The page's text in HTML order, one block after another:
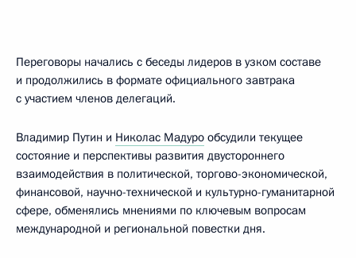
Переговоры начались с беседы лидеров в узком составе
и продолжились в формате официального завтрака
с участием членов делегаций.
Владимир Путин и Николас Мадуро обсудили текущее
состояние и перспективы развития двустороннего
взаимодействия в политической, торгово-экономической,
финансовой, научно-технической и культурно-гуманитарной
сфере, обменялись мнениями по ключевым вопросам
международной и региональной повестки дня.